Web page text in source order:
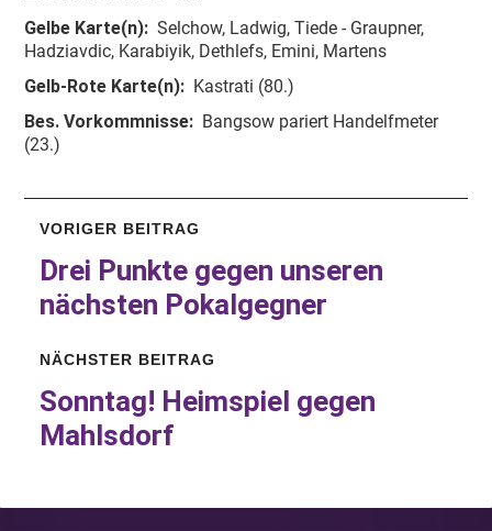
Gelbe Karte(n): Selchow, Ladwig, Tiede - Graupner,
Hadziavdic, Karabiyik, Dethlefs, Emini, Martens
Gelb-Rote Karte(n): Kastrati (80.)
Bes. Vorkommnisse: Bangsow pariert Handelfmeter
(23.)
VORIGER BEITRAG
Drei Punkte gegen unseren
nächsten Pokalgegner
NÄCHSTER BEITRAG
Sonntag! Heimspiel gegen
Mahlsdorf